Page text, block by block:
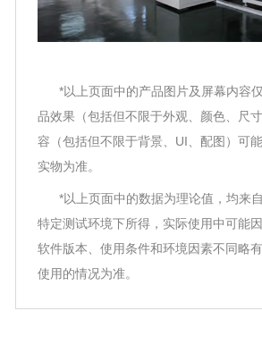
*以上页面中的产品图片及屏幕内容
品效果（包括但不限于外观、颜色、尺
容（包括但不限于背景、UI、配图）可
实物为准。
*以上页面中的数据为理论值，均来
特定测试环境下所得，实际使用中可能
软件版本、使用条件和环境因素不同略
使用的情况为准。